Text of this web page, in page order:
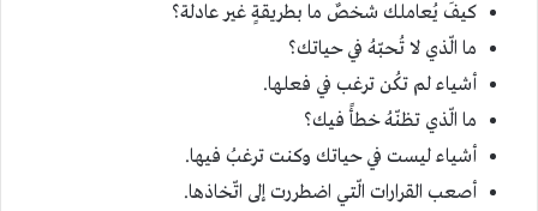
كيفَ يُعاملك شخصٌ ما بطريقةٍ غير عادلة؟
ما الّذي لا تُحبّهُ في حياتك؟
أشياء لم تكُن ترغب في فعلها.
ما الّذي تظنّهُ خطأً فيك؟
أشياء ليست في حياتك وكنت ترغبُ فيها.
أصعب القرارات الّتي اضطررت إلى اتّخاذها.